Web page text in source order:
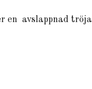
en avslappnad tröja